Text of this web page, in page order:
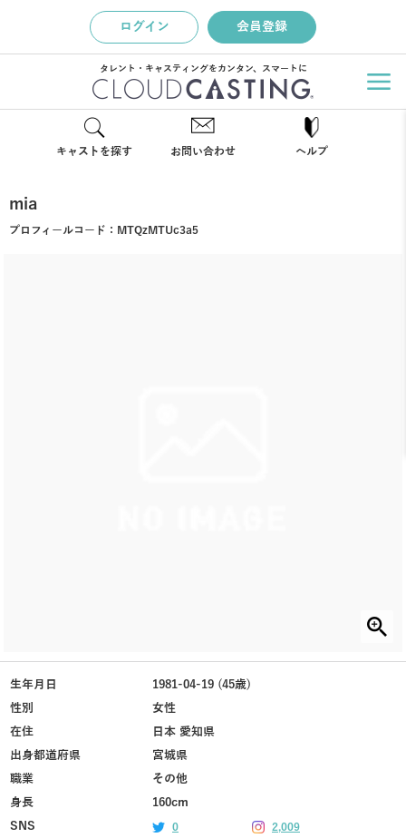
ログイン 会員登録
タレント・キャスティングをカンタン、スマートに
キャストを探す お問い合わせ ヘルプ
mia
プロフィールコード： MTQzMTUc3a5
生年月日
1981-04-19 (45歳)
性別
女性
在住
日本 愛知県
出身都道府県
宮城県
職業
その他
身長
160cm
SNS
0
2,009